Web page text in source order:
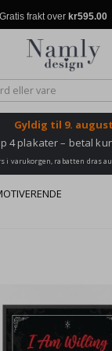
Gratis frakt over kr595.00
Basert på 1019 stemmer
Gyldig til 9. august
4 plakater – betal
i varukorgen, rabatten dras